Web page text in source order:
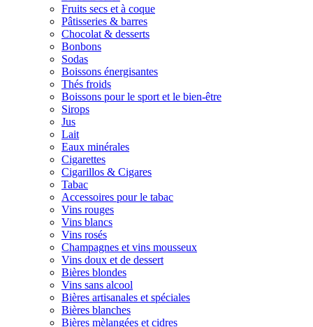
Fruits secs et à coque
Pâtisseries & barres
Chocolat & desserts
Bonbons
Sodas
Boissons énergisantes
Thés froids
Boissons pour le sport et le bien-être
Sirops
Jus
Lait
Eaux minérales
Cigarettes
Cigarillos & Cigares
Tabac
Accessoires pour le tabac
Vins rouges
Vins blancs
Vins rosés
Champagnes et vins mousseux
Vins doux et de dessert
Bières blondes
Vins sans alcool
Bières artisanales et spéciales
Bières blanches
Bières mèlangées et cidres